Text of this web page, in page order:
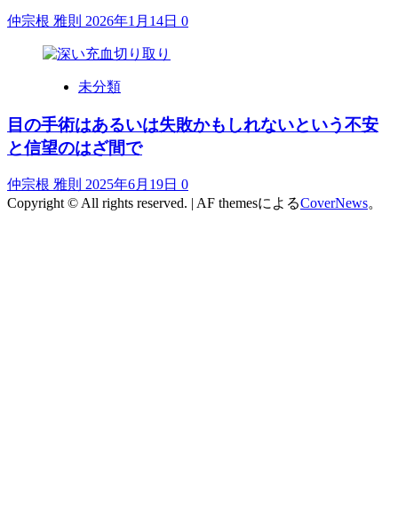
仲宗根 雅則 2026年1月14日 0
未分類
目の手術はあるいは失敗かもしれないという不安
と信望のはざ間で
仲宗根 雅則 2025年6月19日 0
Copyright © All rights reserved. | AF themesによるCoverNews。